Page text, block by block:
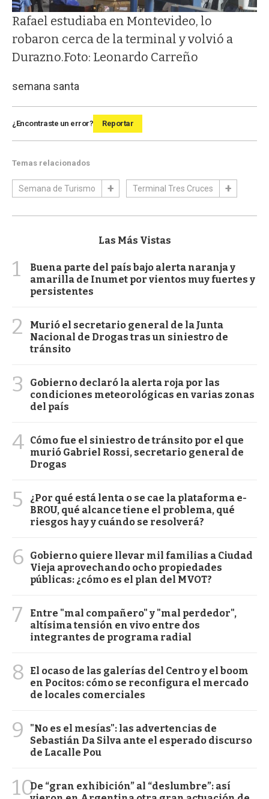
Rafael estudiaba en Montevideo, lo
robaron cerca de la terminal y volvió a
Durazno.Foto: Leonardo Carreño
semana santa
¿Encontraste un error? Reportar
Temas relacionados
Semana de Turismo Terminal Tres Cruces
Las Más Vistas
1
Buena parte del país bajo alerta naranja y
amarilla de Inumet por vientos muy fuertes y
persistentes
2
Murió el secretario general de la Junta
Nacional de Drogas tras un siniestro de
tránsito
3
Gobierno declaró la alerta roja por las
condiciones meteorológicas en varias zonas
del país
4 Cómo fue el siniestro de tránsito por el que
murió Gabriel Rossi, secretario general de
Drogas
5
¿Por qué está lenta o se cae la plataforma e-
BROU, qué alcance tiene el problema, qué
riesgos hay y cuándo se resolverá?
6
Gobierno quiere llevar mil familias a Ciudad
Vieja aprovechando ocho propiedades
públicas: ¿cómo es el plan del MVOT?
7
Entre "mal compañero" y "mal perdedor",
altísima tensión en vivo entre dos
integrantes de programa radial
8
El ocaso de las galerías del Centro y el boom
en Pocitos: cómo se reconfigura el mercado
de locales comerciales
9
"No es el mesías": las advertencias de
Sebastián Da Silva ante el esperado discurso
de Lacalle Pou
10De “gran exhibición” al “deslumbre”: así